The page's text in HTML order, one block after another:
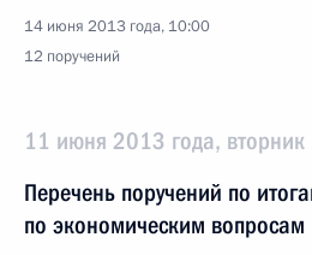
14 июня 2013 года, 10:00
12 поручений
11 июня 2013 года, вторник
Перечень поручений по
по экономическим вопросам